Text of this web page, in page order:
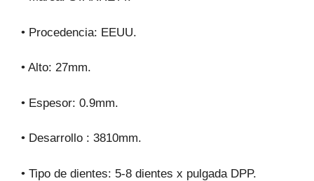
• Procedencia: EEUU.
• Alto: 27mm.
• Espesor: 0.9mm.
• Desarrollo : 3810mm.
• Tipo de dientes: 5-8 dientes x pulgada DPP.